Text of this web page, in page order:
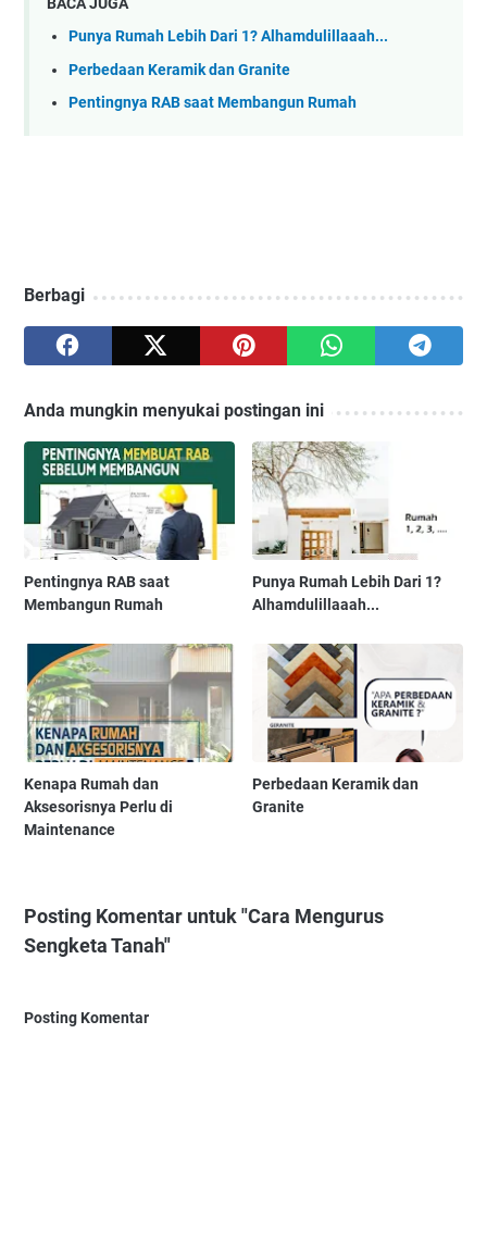
Punya Rumah Lebih Dari 1? Alhamdulillaaah...
Perbedaan Keramik dan Granite
Pentingnya RAB saat Membangun Rumah
Berbagi
Anda mungkin menyukai postingan ini
Pentingnya RAB saat
Membangun Rumah
Punya Rumah Lebih Dari 1?
Alhamdulillaaah...
Kenapa Rumah dan
Aksesorisnya Perlu di
Maintenance
Perbedaan Keramik dan
Granite
Posting Komentar untuk "Cara Mengurus
Sengketa Tanah"
Posting Komentar